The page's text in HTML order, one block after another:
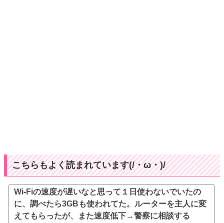
こちらもよく読まれています(/・ω・)/
Wi-Fiの速度が遅いなと思って１日使わないでいたの
に、調べたら3GBも使われてた。ルーターを主人に変
えてもらったが、また速度低下→警察に相談する